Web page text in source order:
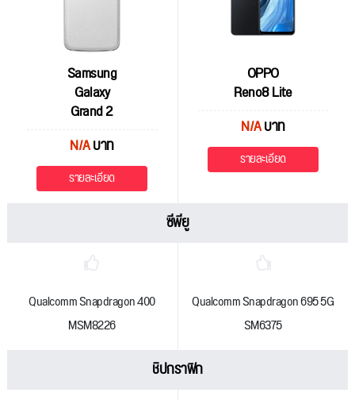
Samsung
Galaxy
Grand 2
N/Aบาท
รายละเอียด
OPPO
Reno8 Lite
N/Aบาท
รายละเอียด
ซีพียู
Qualcomm Snapdragon 400
MSM8226
Qualcomm Snapdragon 695 5G
SM6375
ชิปกราฟิก